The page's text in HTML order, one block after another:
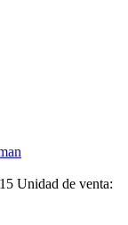
Unidad de venta: